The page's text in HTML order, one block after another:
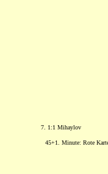
7. 1:1 Mihaylov
45+1. Minute: Rote